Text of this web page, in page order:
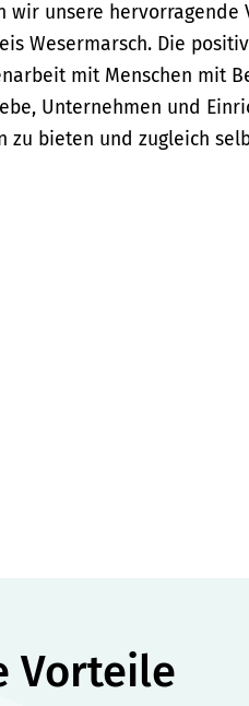
wir unsere hervorragende
Wesermarsch. Die
mit Menschen mit
Unternehmen und
zu bieten und zugleich
Vorteile